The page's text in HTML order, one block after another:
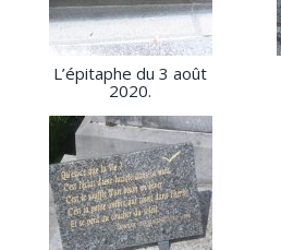
L’épitaphe du 3 août
2020.